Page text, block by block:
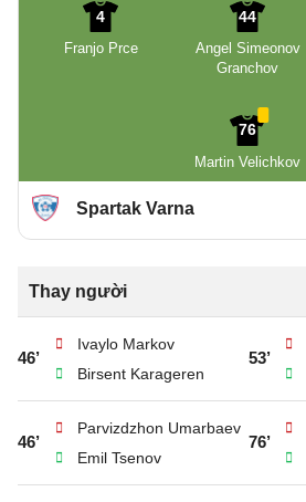
4
Franjo Prce
44
Angel Simeonov
Granchov
76
Martin Velichkov
Spartak Varna
Thay người
46’
Ivaylo Markov
Birsent Karageren
53’
46’
Parvizdzhon Umarbaev
Emil Tsenov
76’